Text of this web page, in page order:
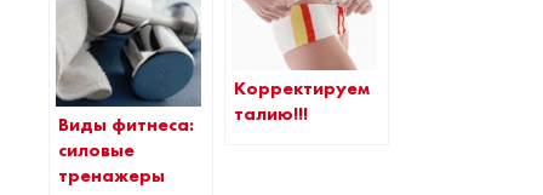
Виды фитнеса:
силовые
тренажеры
Корректируем
талию!!!